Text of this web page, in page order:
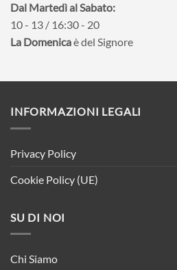
Dal Martedì al Sabato:
10 - 13 / 16:30 - 20
La Domenicaè del Signore
INFORMAZIONI LEGALI
Privacy Policy
Cookie Policy (UE)
SU DI NOI
Chi Siamo